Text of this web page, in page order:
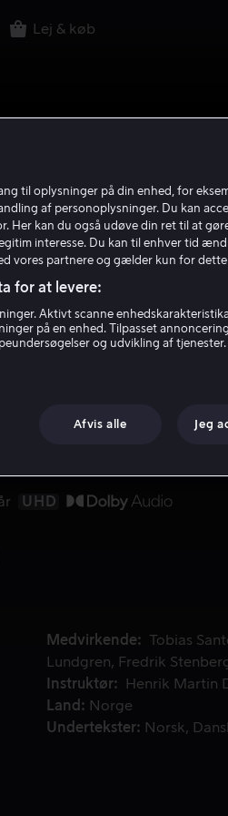
Lej & køb
UHD
sig store dele af Europa,
Medvirkende Tobias
Lundgren
Fredrik
Instruktør
Henrik Martin
Land
Norge
Undertekster
Norsk
til oplysninger på din enhed, for
af personoplysninger. Du kan
Her kan du også udøve din ret til at
interesse. Du kan til enhver tid
vores partnere og gælder kun for dette
for at levere:
Aktivt scanne
på en enhed. Tilpasset
og udvikling af tjenester.
Afvis alle Jeg